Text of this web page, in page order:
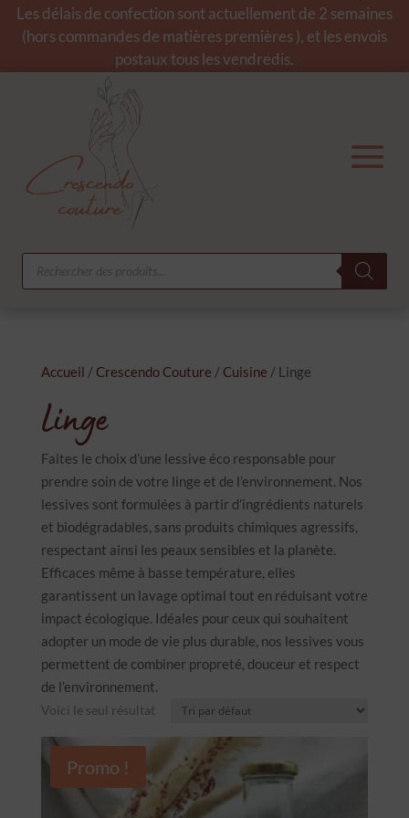
Les délais de confection sont actuellement de 2 semaines
(hors commandes de matières premières ), et les envois
postaux tous les vendredis.
Recherche
produits
Accueil / Crescendo Couture / Cuisine / Linge
Linge
Faites le choix d’une lessive éco responsable pour
prendre soin de votre linge et de l’environnement. Nos
lessives sont formulées à partir d’ingrédients naturels
et biodégradables, sans produits chimiques agressifs,
respectant ainsi les peaux sensibles et la planète.
Efficaces même à basse température, elles
garantissent un lavage optimal tout en réduisant votre
impact écologique. Idéales pour ceux qui souhaitent
adopter un mode de vie plus durable, nos lessives vous
permettent de combiner propreté, douceur et respect
de l’environnement.
Voici le seul résultat
Promo !